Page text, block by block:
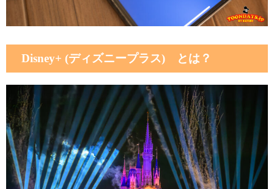
Disney+ (ディズニープラス) とは？